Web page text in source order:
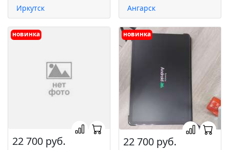
Иркутск Ангарск
новинка
22 700 руб.
новинка
22 700 руб.